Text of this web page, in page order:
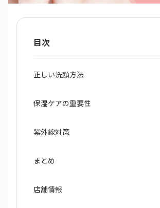
目次
正しい洗顔方法
保湿ケアの重要性
紫外線対策
まとめ
店舗情報